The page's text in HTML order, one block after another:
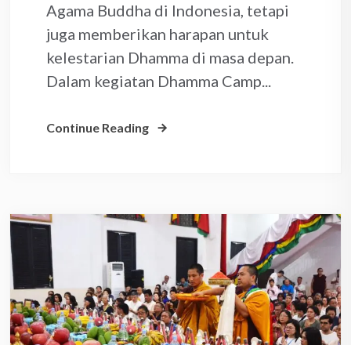
Agama Buddha di Indonesia, tetapi
juga memberikan harapan untuk
kelestarian Dhamma di masa depan.
Dalam kegiatan Dhamma Camp...
Continue Reading